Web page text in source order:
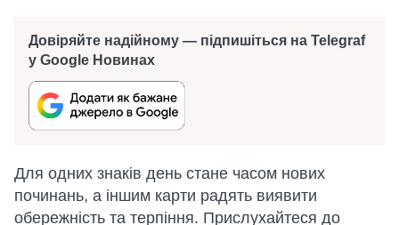
Довіряйте надійному — підпишіться на Telegraf
у Google Новинах
Для одних знаків день стане часом нових
починань, а іншим карти радять виявити
обережність та терпіння. Прислухайтеся до